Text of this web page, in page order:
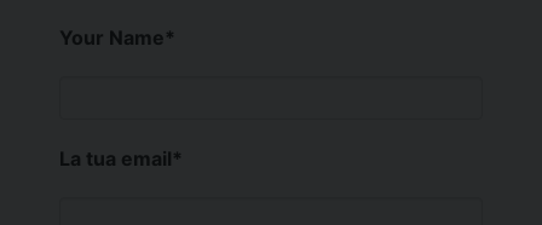
Your Name*
La tua email*